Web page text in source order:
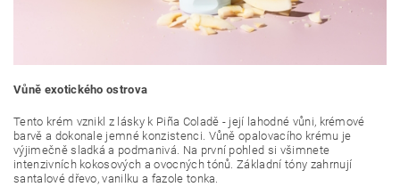
Vůně exotického ostrova
Tento krém vznikl z lásky k Piña Coladě - její lahodné vůni, krémové
barvě a dokonale jemné konzistenci. Vůně opalovacího krému je
výjimečně sladká a podmanivá. Na první pohled si všimnete
intenzivních kokosových a ovocných tónů. Základní tóny zahrnují
santalové dřevo, vanilku a fazole tonka.